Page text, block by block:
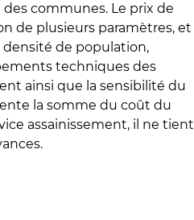
communes. Le prix de
de plusieurs paramètres, et
densité de population,
techniques des
ainsi que la sensibilité du
la somme du coût du
assainissement, il ne tient